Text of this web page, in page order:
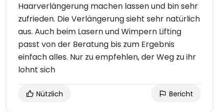
Haarverlängerung machen lassen und bin sehr
zufrieden. Die Verlängerung sieht sehr natürlich
aus. Auch beim Lasern und Wimpern Lifting
passt von der Beratung bis zum Ergebnis
einfach alles. Nur zu empfehlen, der Weg zu ihr
lohnt sich
Nützlich Bericht